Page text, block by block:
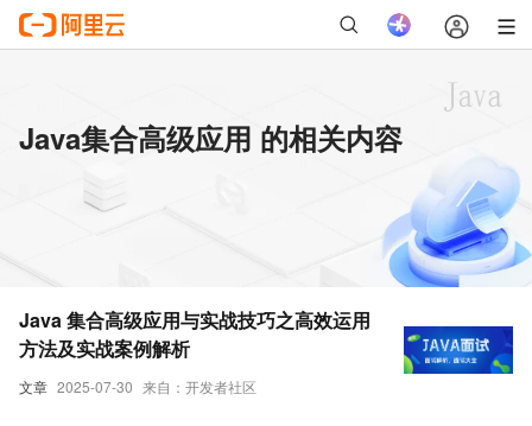
Java集合高级应用 的相关内容
文章 2025-07-30 来自：开发者社区
Java 集合高级应用与实战技巧之高效运用
方法及实战案例解析